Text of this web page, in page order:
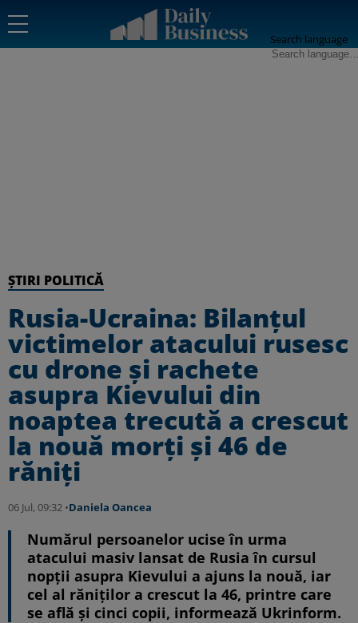
Search language
ȘTIRI POLITICĂ
Rusia-Ucraina: Bilanțul
victimelor atacului rusesc
cu drone și rachete
asupra Kievului din
noaptea trecută a crescut
la nouă morți și 46 de
răniți
06 Jul, 09:32 •Daniela Oancea
Numărul persoanelor ucise în urma
atacului masiv lansat de Rusia în cursul
nopții asupra Kievului a ajuns la nouă, iar
cel al răniților a crescut la 46, printre care
se află și cinci copii, informează Ukrinform.